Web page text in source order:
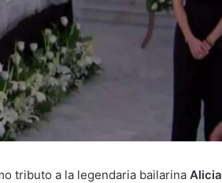
tributo a la legendaria bailarina Alicia